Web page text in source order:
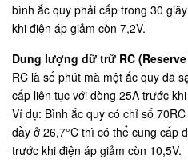
bình ắc quy phải cấp trong 30
khi điện áp giảm còn 7,2V.
Dung lượng dữ trữ RC
RC là số phút mà một ắc quy đã
cấp liên tục với dòng 25A trước
Ví dụ: Bình ắc quy có chỉ số
đầy ở 26,7°C thì có thể cung cấp
trước khi điện áp giảm còn 10,5V.